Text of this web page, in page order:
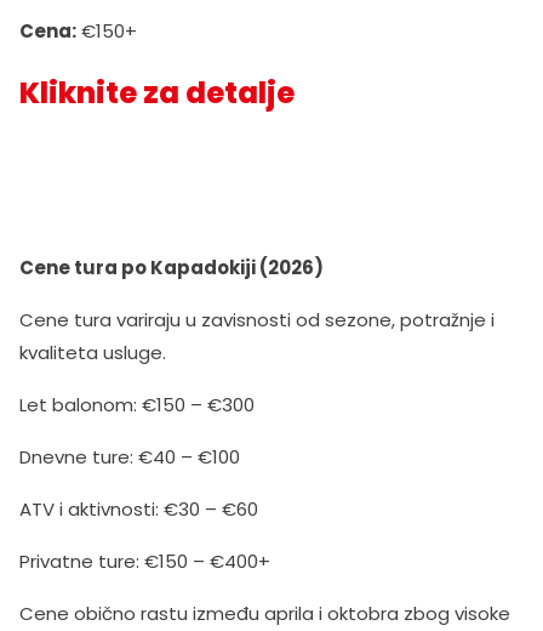
Cena:€150+
Kliknite za detalje
Cene tura po Kapadokiji (2026)
Cene tura variraju u zavisnosti od sezone, potražnje i
kvaliteta usluge.
Let balonom: €150 – €300
Dnevne ture: €40 – €100
ATV i aktivnosti: €30 – €60
Privatne ture: €150 – €400+
Cene obično rastu između aprila i oktobra zbog visoke